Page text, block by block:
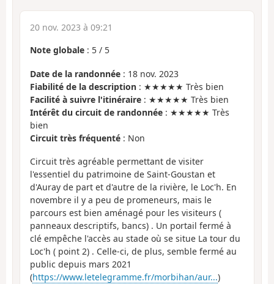
20 nov. 2023 à 09:21
Note globale : 5 / 5
Date de la randonnée : 18 nov. 2023
Fiabilité de la description : ★★★★★ Très bien
Facilité à suivre l'itinéraire : ★★★★★ Très bien
Intérêt du circuit de randonnée : ★★★★★ Très
bien
Circuit très fréquenté : Non
Circuit très agréable permettant de visiter
l'essentiel du patrimoine de Saint-Goustan et
d'Auray de part et d'autre de la rivière, le Loc'h. En
novembre il y a peu de promeneurs, mais le
parcours est bien aménagé pour les visiteurs (
panneaux descriptifs, bancs) . Un portail fermé à
clé empêche l'accès au stade où se situe La tour du
Loc'h ( point 2) . Celle-ci, de plus, semble fermé au
public depuis mars 2021
(https://www.letelegramme.fr/morbihan/aur...)